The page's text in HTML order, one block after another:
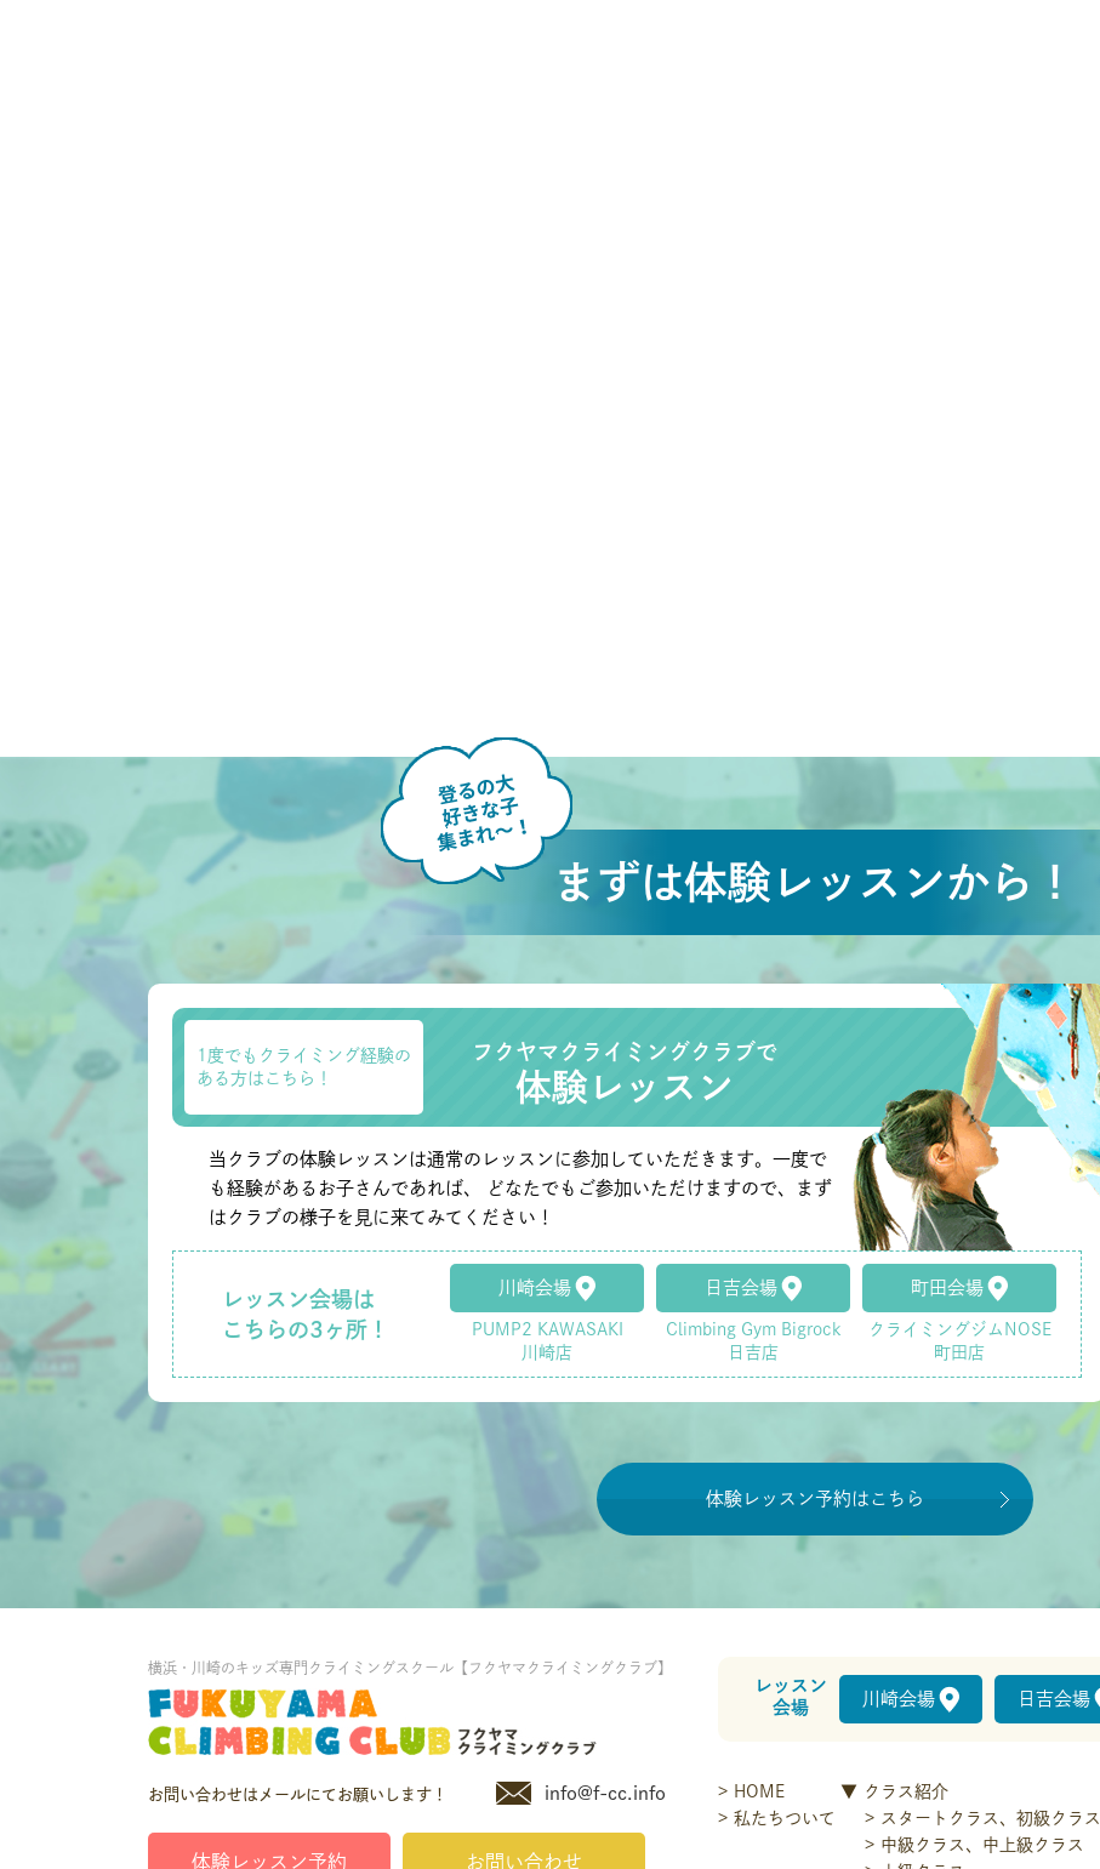
まずは体験レッスンから！
1度でもクライミング経験の
ある方はこちら！
フクヤマクライミングクラブで
体験レッスン
当クラブの体験レッスンは通常のレッスンに参加していただきます。一度で
も経験があるお子さんであれば、 どなたでもご参加いただけますので、まず
はクラブの様子を見に来てみてください！
レッスン会場は
こちらの3ヶ所！
川崎会場
PUMP2 KAWASAKI
川崎店
日吉会場
Climbing Gym Bigrock
日吉店
町田会場
クライミングジムNOSE
町田店
体験レッスン予約はこちら
横浜・川崎のキッズ専門クライミングスクール【フクヤマクライミングクラブ】
お問い合わせはメールにてお願いします！ info@f-cc.info
体験レッスン予約 お問い合わせ
レッスン
会場
川崎会場 日吉会場
HOME
私たちついて
クラス紹介
スタートクラス、初級クラス
中級クラス、中上級クラス